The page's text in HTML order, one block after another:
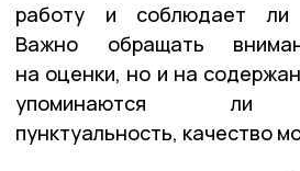
работу и соблюдает ли
Важно обращать
на оценки, но и на
упоминаются ли
пунктуальность, качество